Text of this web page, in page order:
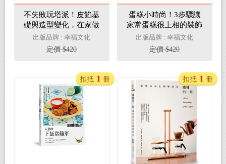
不失敗玩塔派！皮餡基
礎與造型變化，在家做
出季節感x多國籍x一口
食的創意塔派
出版品牌 : 幸福文化
定價 $420
蛋糕小時尚！3步驟讓
家常蛋糕很上相的裝飾
靈感
出版品牌 : 幸福文化
定價 $420
扣抵 1 冊 扣抵 1 冊